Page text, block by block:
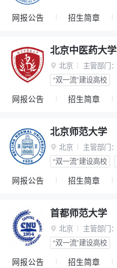
网报公告 招生简章
北京中医药大学
 北京 主管部门：
“双一流”建设高校
网报公告 招生简章
北京师范大学
 北京 主管部门：
“双一流”建设高校
网报公告 招生简章
首都师范大学
 北京 主管部门：
“双一流”建设高校
网报公告 招生简章